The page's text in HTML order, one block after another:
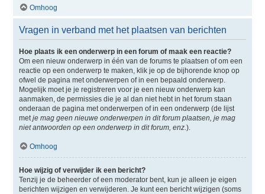
Omhoog
Vragen in verband met het plaatsen van berichten
Hoe plaats ik een onderwerp in een forum of maak een reactie?
Om een nieuw onderwerp in één van de forums te plaatsen of om een
reactie op een onderwerp te maken, klik je op de bijhorende knop op
ofwel de pagina met onderwerpen of in een bepaald onderwerp.
Mogelijk moet je je registreren voor je een nieuw onderwerp kan
aanmaken, de permissies die je al dan niet hebt in het forum staan
onderaan de pagina met onderwerpen of in een onderwerp (de lijst
metje mag geen nieuwe onderwerpen in dit forum plaatsen, je mag
niet antwoorden op een onderwerp in dit forum, enz.).
Omhoog
Hoe wijzig of verwijder ik een bericht?
Tenzij je de beheerder of een moderator bent, kun je alleen je eigen
berichten wijzigen en verwijderen. Je kunt een bericht wijzigen (soms